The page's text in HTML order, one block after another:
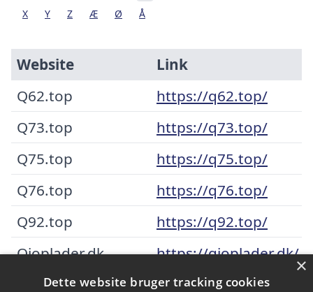
X
Y Z Æ Ø Å
Website
Link
Q62.top
https://q62.top/
Q73.top
https://q73.top/
Q75.top
https://q75.top/
Q76.top
https://q76.top/
Q92.top
https://q92.top/
Qioplader.dk
https://qioplader.dk/
Qlwo.top
https://qlwo.top/
×
Dette website bruger tracking cookies